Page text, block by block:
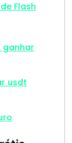
Flash
ganhar
usdt